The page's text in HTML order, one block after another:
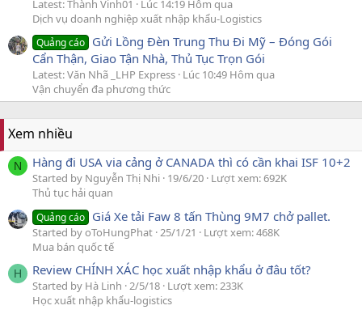
Latest: Thành Vinh01
Lúc 14:19 Hôm qua
Dịch vụ doanh nghiệp xuất nhập khẩu-Logistics
Quảng cáo Gửi Lồng Đèn Trung Thu Đi Mỹ – Đóng Gói
Cẩn Thận, Giao Tận Nhà, Thủ Tục Trọn Gói
Latest: Văn Nhã _LHP Express Lúc 10:49 Hôm qua
Vận chuyển đa phương thức
Xem nhiều
N Hàng đi USA via cảng ở CANADA thì có cần khai ISF 10+2
Started by Nguyễn Thị Nhi 19/6/20 Lượt xem: 692K
Thủ tục hải quan
Quảng cáo Giá Xe tải Faw 8 tấn Thùng 9M7 chở pallet.
Started by oToHungPhat 25/1/21
Lượt xem: 468K
Mua bán quốc tế
H Review CHÍNH XÁC học xuất nhập khẩu ở đâu tốt?
Started by Hà Linh 2/5/18 Lượt xem: 233K
Học xuất nhập khẩu-logistics